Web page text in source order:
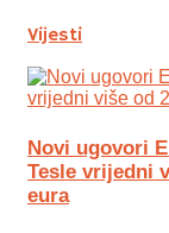
Vijesti
Novi ugovori
Tesle vrijedni
eura